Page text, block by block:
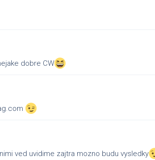
dobre CW
ved uvidime zajtra mozno budu vysledky